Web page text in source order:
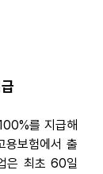
를 지급해
용보험에서 출
은 최초 60일